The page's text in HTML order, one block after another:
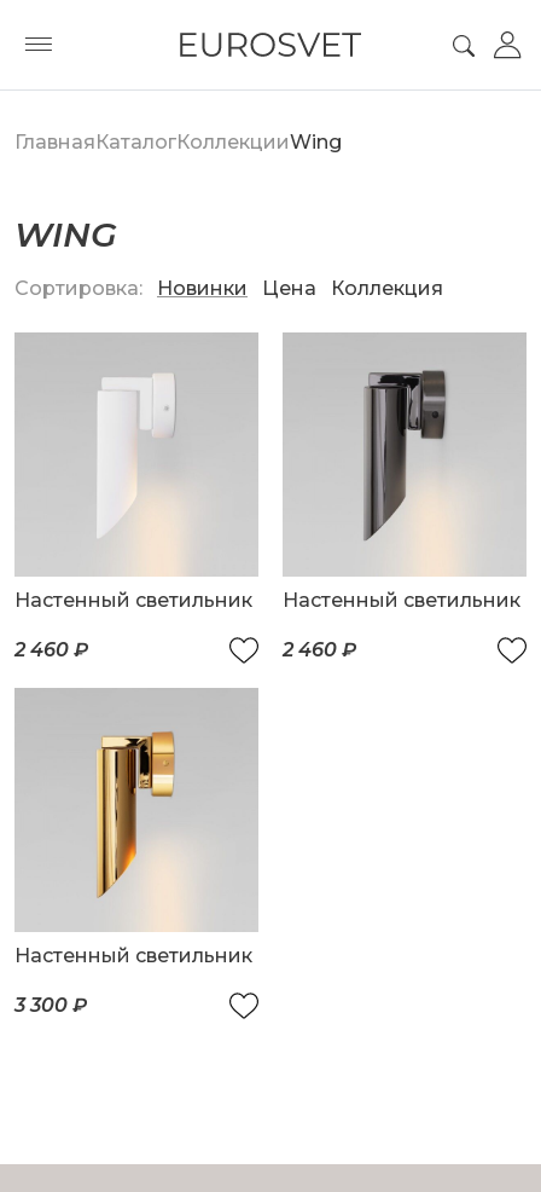
ГлавнаяКаталогКоллекцииWing
WING
Сортировка: Новинки Цена Коллекция
Настенный светильник
2 460 ₽
Настенный светильник
2 460 ₽
Настенный светильник
3 300 ₽